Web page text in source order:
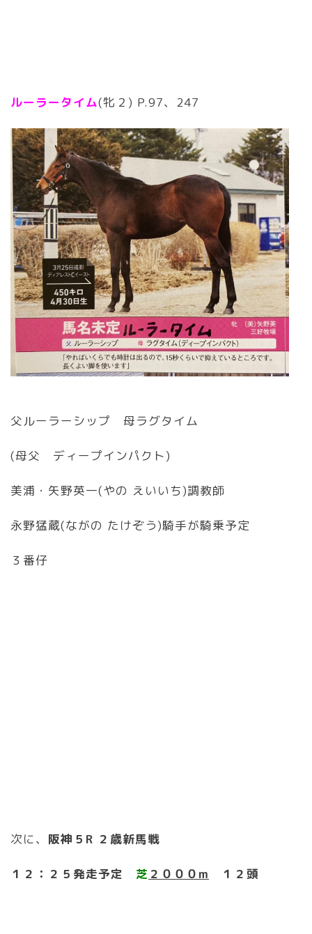
ルーラータイム(牝２) P.97、247
父ルーラーシップ 母ラグタイム
(母父 ディープインパクト)
美浦・矢野英一(やの えいいち)調教師
永野猛蔵(ながの たけぞう)騎手が騎乗予定
３番仔
次に、 阪神５R ２歳新馬戦
１２：２５発走予定 芝 ２０００m １２頭